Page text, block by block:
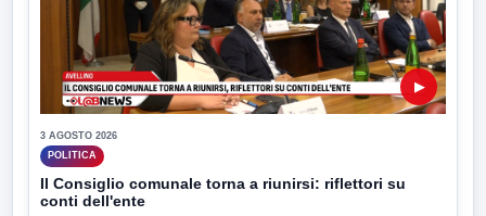
▶
3 AGOSTO 2026
POLITICA
Il Consiglio comunale torna a riunirsi: riflettori su
conti dell'ente